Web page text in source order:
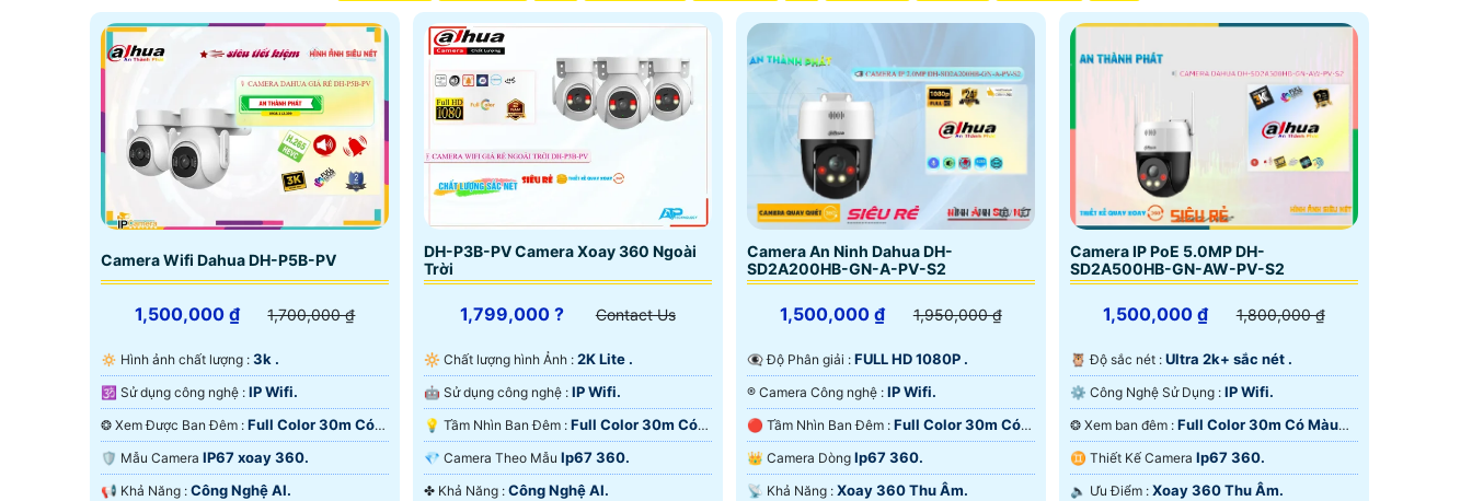
Camera Wifi Dahua DH-P5B-PV
1,500,000 ₫ 1,700,000 ₫
🔅 Hình ảnh chất lượng : 3k .
🕉️ Sử dụng công nghệ : IP Wifi.
❂ Xem Được Ban Đêm : Full Color 30m Có
Màu Ban Ðêm.
🛡 Mẫu Camera IP67 xoay 360.
️📢 Khả Năng : Công Nghệ AI.
DH-P3B-PV Camera Xoay 360 Ngoài
Trời
1,799,000 ? Contact Us
🔆 Chất lượng hình Ảnh : 2K Lite .
🤖️ Sử dụng công nghệ : IP Wifi.
💡 Tầm Nhìn Ban Đêm : Full Color 30m Có
Màu Ban Ðêm.
💎 Camera Theo Mẫu Ip67 360.
️✤ Khả Năng : Công Nghệ AI.
Camera An Ninh Dahua DH-
SD2A200HB-GN-A-PV-S2
1,500,000 ₫ 1,950,000 ₫
👁️‍🗨 Độ Phân giải : FULL HD 1080P .
®️ Camera Công nghệ : IP Wifi.
🔴 Tầm Nhìn Ban Đêm : Full Color 30m Có
Màu Ban Đêm.
👑 Camera Dòng Ip67 360.
️📡 Khả Năng : Xoay 360 Thu Âm.
Camera IP PoE 5.0MP DH-
SD2A500HB-GN-AW-PV-S2
1,500,000 ₫ 1,800,000 ₫
🦉 Độ sắc nét : Ultra 2k+ sắc nét .
⚙ Công Nghệ Sử Dụng : IP Wifi.
❂ Xem ban đêm : Full Color 30m Có Màu
Ban Đêm.
♊ Thiết Kế Camera Ip67 360.
️🔈 Ưu Điểm : Xoay 360 Thu Âm.